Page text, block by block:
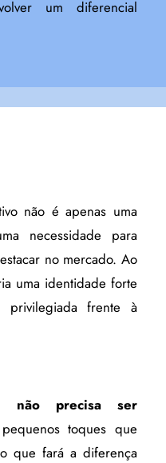
um diferencial
não é apenas uma
necessidade para
no mercado. Ao
uma identidade forte
frente à
não precisa ser
toques que
que fará a diferença